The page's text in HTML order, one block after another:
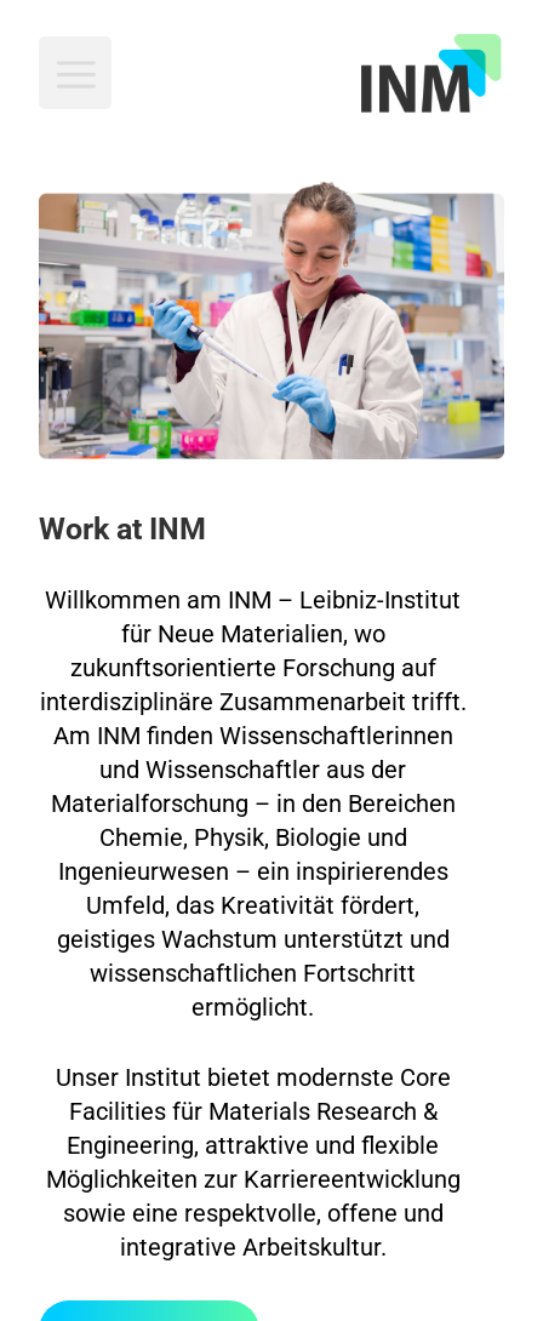
Work at INM
Willkommen am INM – Leibniz-Institut
für Neue Materialien, wo
zukunftsorientierte Forschung auf
interdisziplinäre Zusammenarbeit trifft.
Am INM finden Wissenschaftlerinnen
und Wissenschaftler aus der
Materialforschung – in den Bereichen
Chemie, Physik, Biologie und
Ingenieurwesen – ein inspirierendes
Umfeld, das Kreativität fördert,
geistiges Wachstum unterstützt und
wissenschaftlichen Fortschritt
ermöglicht.
Unser Institut bietet modernste Core
Facilities für Materials Research &
Engineering, attraktive und flexible
Möglichkeiten zur Karriereentwicklung
sowie eine respektvolle, offene und
integrative Arbeitskultur.